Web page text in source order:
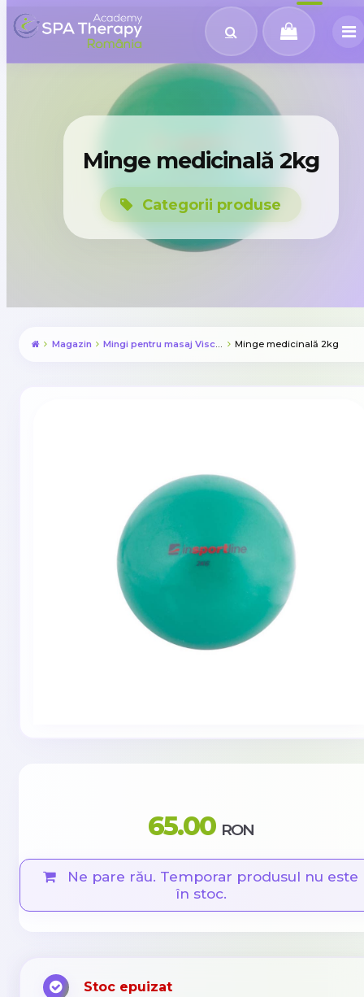
Minge medicinală 2kg
Categorii produse
Magazin Mingi pentru masaj Visceral Minge medicinală 2kg
65.00 RON
Ne pare rău. Temporar produsul nu este
în stoc.
Stoc epuizat